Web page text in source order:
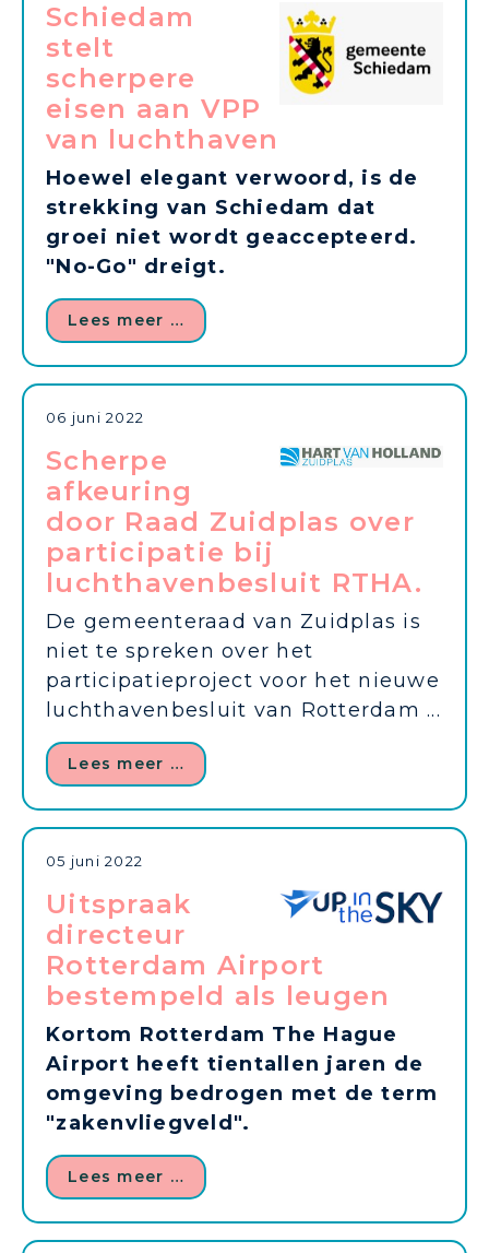
Schiedam
stelt
scherpere
eisen aan VPP
van luchthaven
Hoewel elegant verwoord, is de
strekking van Schiedam dat
groei niet wordt geaccepteerd.
"No-Go" dreigt.
Lees meer …
06 juni 2022
Scherpe
afkeuring
door Raad Zuidplas over
participatie bij
luchthavenbesluit RTHA.
De gemeenteraad van Zuidplas is
niet te spreken over het
participatieproject voor het nieuwe
luchthavenbesluit van Rotterdam ...
Lees meer …
05 juni 2022
Uitspraak
directeur
Rotterdam Airport
bestempeld als leugen
Kortom Rotterdam The Hague
Airport heeft tientallen jaren de
omgeving bedrogen met de term
"zakenvliegveld".
Lees meer …